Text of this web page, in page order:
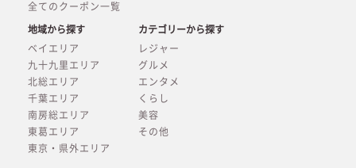
全てのクーポン一覧
地域から探す
ベイエリア
九十九里エリア
北総エリア
千葉エリア
南房総エリア
東葛エリア
東京・県外エリア
カテゴリーから探す
レジャー
グルメ
エンタメ
くらし
美容
その他